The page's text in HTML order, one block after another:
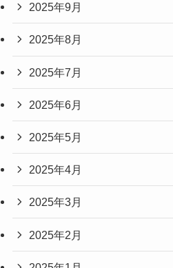
2025年9月
2025年8月
2025年7月
2025年6月
2025年5月
2025年4月
2025年3月
2025年2月